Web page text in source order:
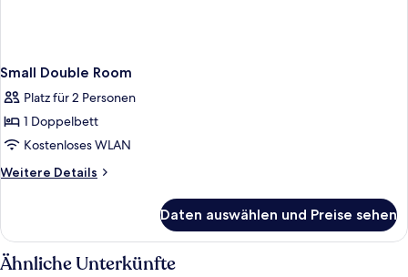
Small Double Room
Platz für 2 Personen
1 Doppelbett
Kostenloses WLAN
Weitere Details
Weitere
Double
Room
Daten auswählen und Preise sehen
Ähnliche Unterkünfte